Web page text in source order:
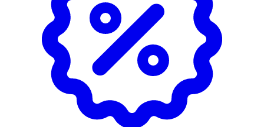
OK för gravida och ammande:
Ingredienser:
Aqua (Water), Glycerin, Butyrospermum Parkii (Shea)
Butter, Cetearyl Alcohol, Glyceryl Stearate, Cetyl Alcohol,
Cocos Nucifera Oil, Dimethicone, Olus Oil, Persea
Gratissima (Avocado) Oil, Phenoxyethanol, PEG-100
Stearate, Astrocaryum Murumuru Seed Butter,